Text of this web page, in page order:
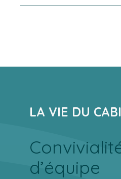
LA VIE DU
d’équipe